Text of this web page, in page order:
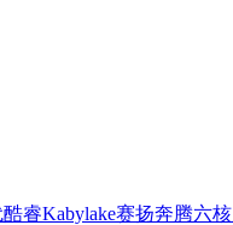
睿Kabylake赛扬奔腾六核